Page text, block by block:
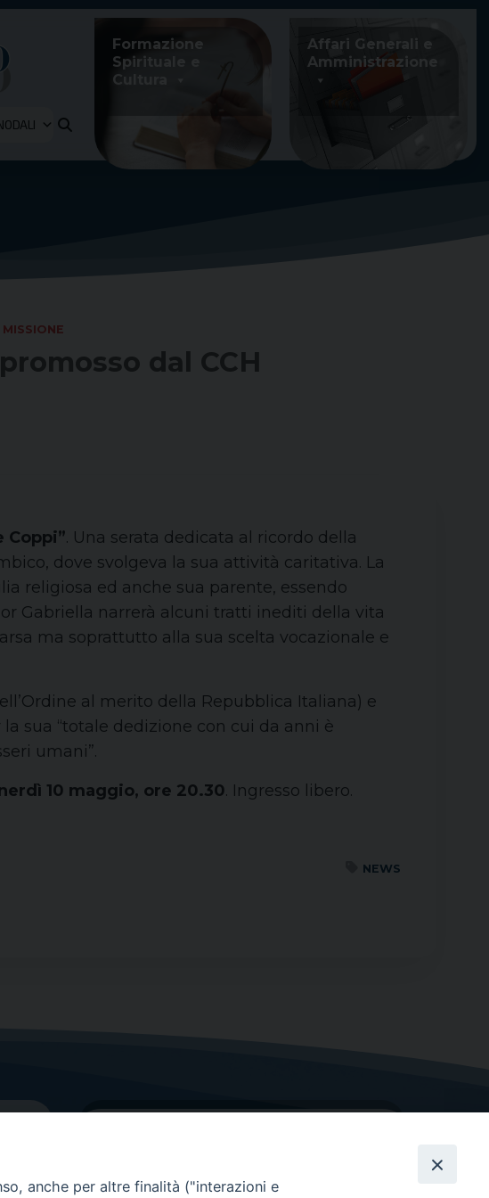
Formazione
Spirituale e
Cultura
Affari Generali e
Amministrazione
MISSIONE
dal CCH
Coppi”. Una serata dedicata al ricordo della
dove svolgeva la sua attività caritativa. La
religiosa ed anche sua parente, essendo
Gabriella narrerà alcuni tratti inediti della vita
ma soprattutto alla sua scelta vocazionale e
al merito della Repubblica Italiana) e
sua “totale dedizione con cui da anni è
umani”.
10 maggio, ore 20.30. Ingresso libero.
NEWS
anche per altre finalità ("interazioni e